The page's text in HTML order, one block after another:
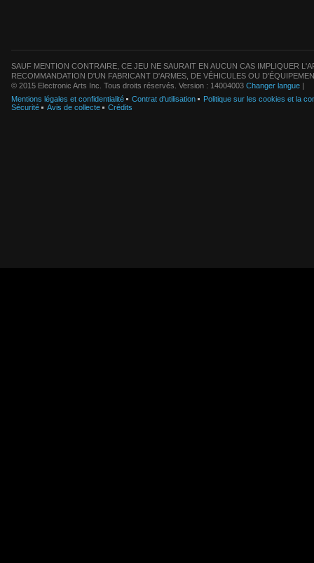
SAUF MENTION CONTRAIRE, CE JEU NE SAURAIT EN AUCUN CAS IMPLIQUER
RECOMMANDATION D'UN FABRICANT D'ARMES, DE VÉHICULES OU
© 2015 Electronic Arts Inc. Tous droits réservés. Version : 14004003 Changer langue |
Mentions légales et confidentialité
Contrat d'utilisation
Politique sur les cookies et la
Sécurité
Avis de collecte Crédits